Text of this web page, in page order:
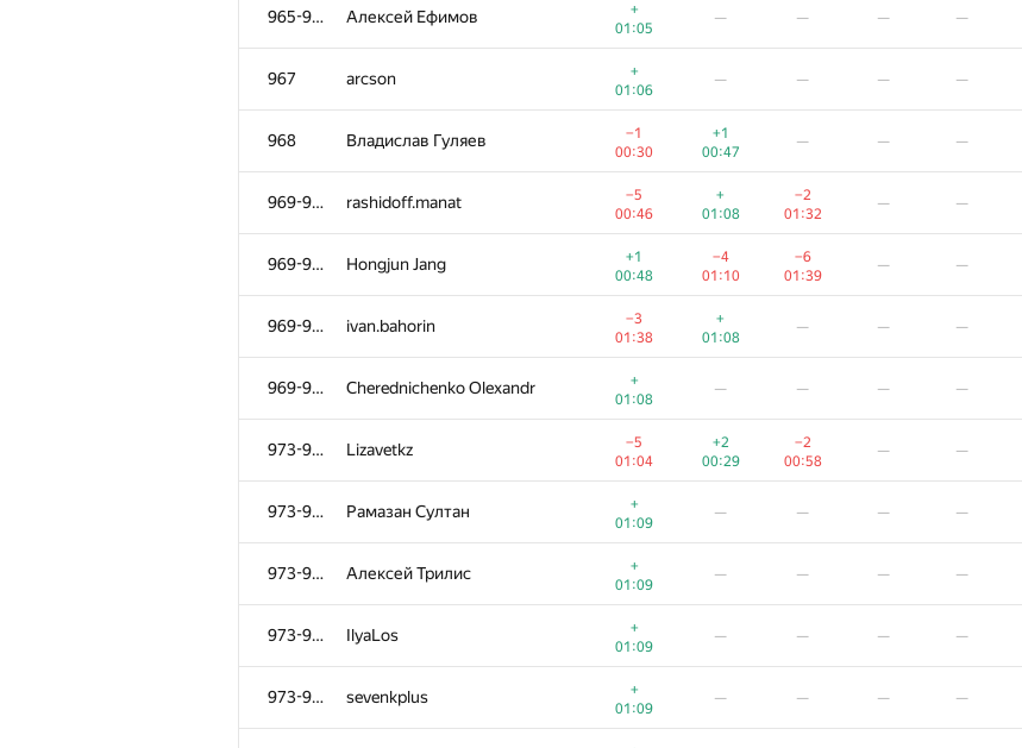
965-966 Алексей Ефимов
+
01:05
— — — —
967 arcson
+
01:06
— — — —
968 Владислав Гуляев
−1
00:30
+1
00:47
— — —
969-972 rashidoff.manat
−5
00:46
+
01:08
−2
01:32
— —
969-972 Hongjun Jang
+1
00:48
−4
01:10
−6
01:39
— —
969-972 ivan.bahorin
−3
01:38
+
01:08
— — —
969-972 Cherednichenko Olexandr
+
01:08
— — — —
973-978 Lizavetkz
−5
01:04
+2
00:29
−2
00:58
— —
973-978 Рамазан Султан
+
01:09
— — — —
973-978 Алексей Трилис
+
01:09
— — — —
973-978 IlyaLos
+
01:09
— — — —
973-978 sevenkplus
+
01:09
— — — —